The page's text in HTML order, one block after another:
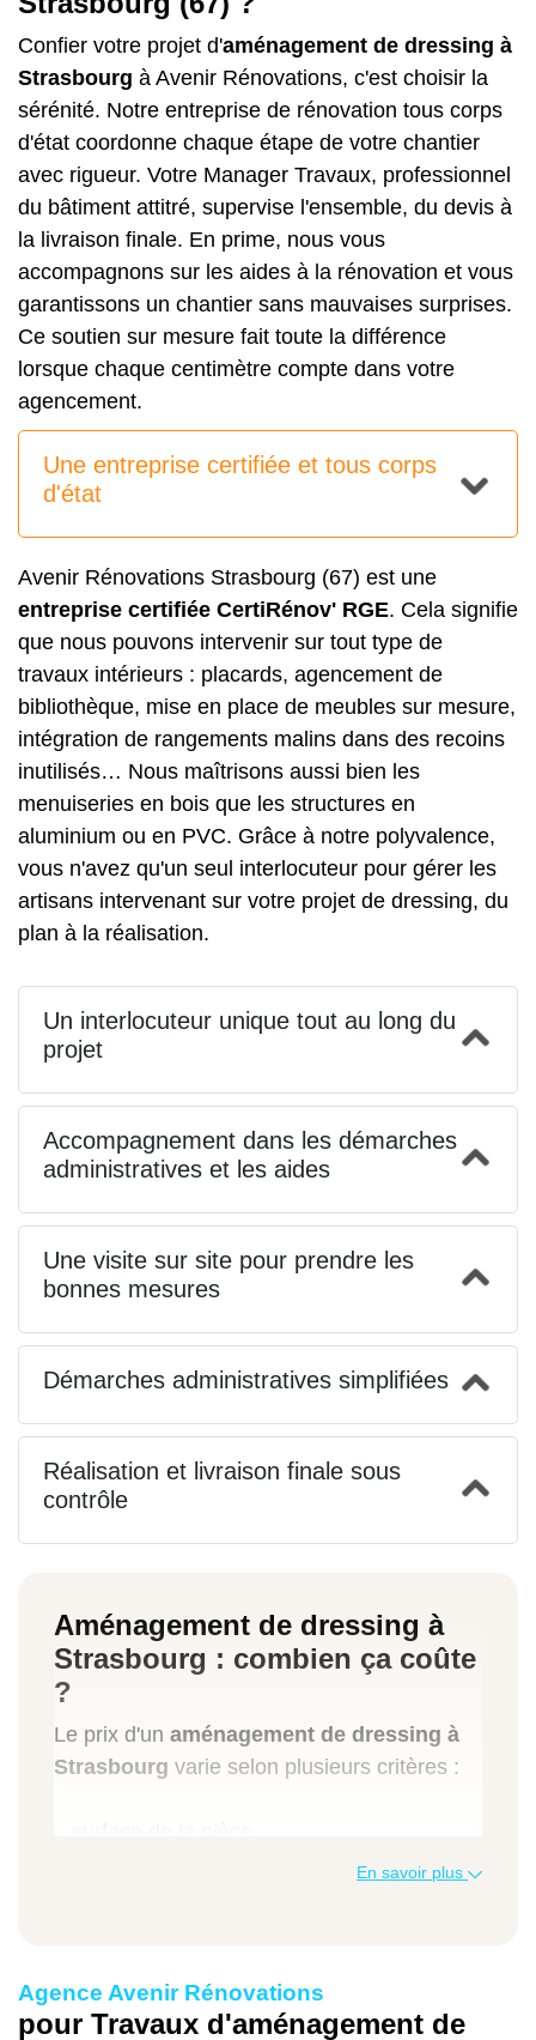
Confier votre projet d'aménagement de dressing à
Strasbourg à Avenir Rénovations, c'est choisir la
sérénité. Notre entreprise de rénovation tous corps
d'état coordonne chaque étape de votre chantier
avec rigueur. Votre Manager Travaux, professionnel
du bâtiment attitré, supervise l'ensemble, du devis à
la livraison finale. En prime, nous vous
accompagnons sur les aides à la rénovation et vous
garantissons un chantier sans mauvaises surprises.
Ce soutien sur mesure fait toute la différence
lorsque chaque centimètre compte dans votre
agencement.
Une entreprise certifiée et tous corps
d'état
Avenir Rénovations Strasbourg (67) est une
entreprise certifiée CertiRénov' RGE. Cela signifie
que nous pouvons intervenir sur tout type de
travaux intérieurs : placards, agencement de
bibliothèque, mise en place de meubles sur mesure,
intégration de rangements malins dans des recoins
inutilisés… Nous maîtrisons aussi bien les
menuiseries en bois que les structures en
aluminium ou en PVC. Grâce à notre polyvalence,
vous n'avez qu'un seul interlocuteur pour gérer les
artisans intervenant sur votre projet de dressing, du
plan à la réalisation.
Un interlocuteur unique tout au long du
projet
Accompagnement dans les démarches
administratives et les aides
Une visite sur site pour prendre les
bonnes mesures
Démarches administratives simplifiées
Réalisation et livraison finale sous
contrôle
Aménagement de dressing à
Strasbourg : combien ça coûte
?
Le prix d'un aménagement de dressing à
Strasbourg varie selon plusieurs critères :
choix des matériaux (bois, MDF,
miroirs…).
Pour obtenir une estimation réaliste, notre
En savoir plus
Agence Avenir Rénovations
pour Travaux d'aménagement de